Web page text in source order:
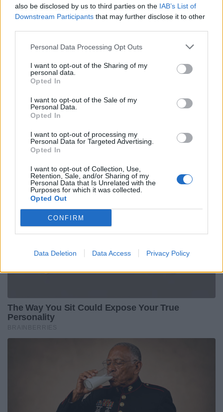
also be disclosed by us to third parties on the IAB’s List of
Downstream Participants that may further disclose it to other
Personal Data Processing Opt Outs
I want to opt-out of the Sharing of my
personal data.
Opted In
I want to opt-out of the Sale of my
Personal Data.
Opted In
I want to opt-out of processing my
Personal Data for Targeted Advertising.
Opted In
I want to opt-out of Collection, Use,
Retention, Sale, and/or Sharing of my
Personal Data that Is Unrelated with the
Purposes for which it was collected.
Opted Out
CONFIRM
Data Deletion Data Access Privacy Policy